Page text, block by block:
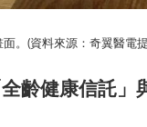
。(資料來源：奇翼醫電
齡健康信託」